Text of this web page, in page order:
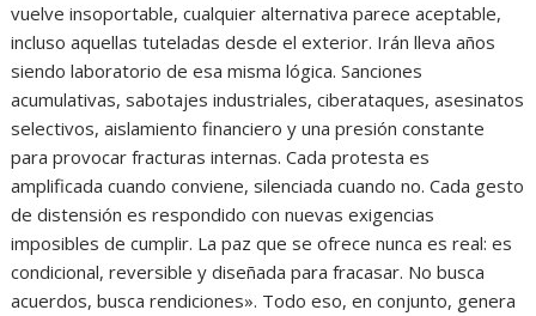
vuelve insoportable, cualquier alternativa parece aceptable,
incluso aquellas tuteladas desde el exterior. Irán lleva años
siendo laboratorio de esa misma lógica. Sanciones
acumulativas, sabotajes industriales, ciberataques, asesinatos
selectivos, aislamiento financiero y una presión constante
para provocar fracturas internas. Cada protesta es
amplificada cuando conviene, silenciada cuando no. Cada gesto
de distensión es respondido con nuevas exigencias
imposibles de cumplir. La paz que se ofrece nunca es real: es
condicional, reversible y diseñada para fracasar. No busca
acuerdos, busca rendiciones». Todo eso, en conjunto, genera